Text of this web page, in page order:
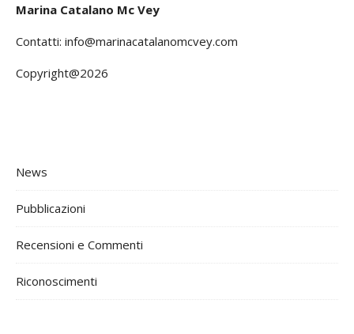
Marina Catalano Mc Vey
Contatti: info@marinacatalanomcvey.com
Copyright@2026
News
Pubblicazioni
Recensioni e Commenti
Riconoscimenti